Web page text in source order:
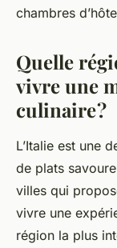
chambres
Quelle
vivre une
culinaire ?
L’Italie est une
de plats
villes qui
vivre une
région la plus